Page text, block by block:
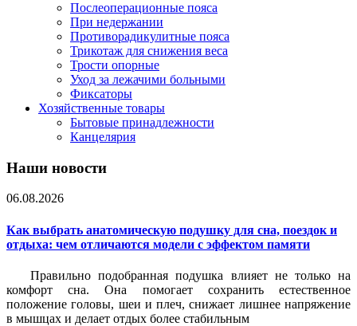
Послеоперационные пояса
При недержании
Противорадикулитные пояса
Трикотаж для снижения веса
Трости опорные
Уход за лежачими больными
Фиксаторы
Хозяйственные товары
Бытовые принадлежности
Канцелярия
Наши новости
06.08.2026
Как выбрать анатомическую подушку для сна, поездок и
отдыха: чем отличаются модели с эффектом памяти
Правильно подобранная подушка влияет не только на
комфорт сна. Она помогает сохранить естественное
положение головы, шеи и плеч, снижает лишнее напряжение
в мышцах и делает отдых более стабильным